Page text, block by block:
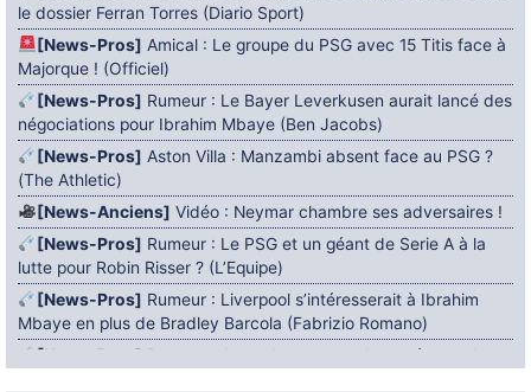
le dossier Ferran Torres (Diario Sport)
[News-Pros] Amical : Le groupe du PSG avec 15 Titis face à
Majorque ! (Officiel)
[News-Pros] Rumeur : Le Bayer Leverkusen aurait lancé des
négociations pour Ibrahim Mbaye (Ben Jacobs)
[News-Pros] Aston Villa : Manzambi absent face au PSG ?
(The Athletic)
[News-Anciens] Vidéo : Neymar chambre ses adversaires !
[News-Pros] Rumeur : Le PSG et un géant de Serie A à la
lutte pour Robin Risser ? (L’Equipe)
[News-Pros] Rumeur : Liverpool s’intéresserait à Ibrahim
Mbaye en plus de Bradley Barcola (Fabrizio Romano)
[News-Pros]
Rumeur : Accord contractuel trouvé entre le